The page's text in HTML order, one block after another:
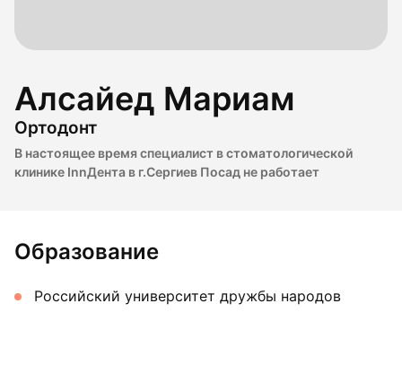
Алсайед Мариам
Ортодонт
В настоящее время специалист в стоматологической
клинике InnДента в г.Сергиев Посад не работает
Образование
Российский университет дружбы народов